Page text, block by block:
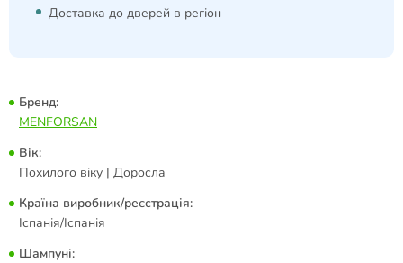
Доставка до дверей в регіон
Бренд:
MENFORSAN
Вік:
Похилого віку | Доросла
Країна виробник/реєстрація:
Іспанія/Іспанія
Шампуні: